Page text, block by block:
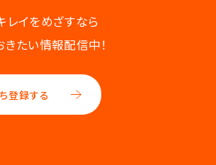
レイをめざすなら
きたい情報配信中！
登録する